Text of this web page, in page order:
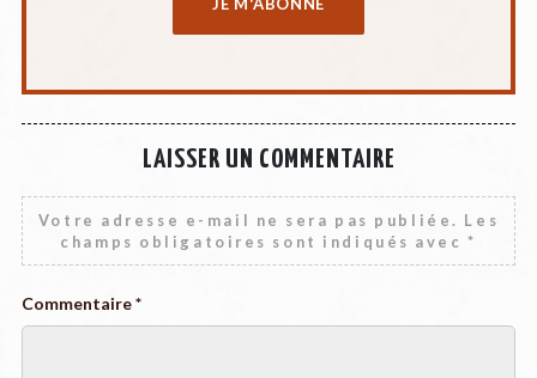
LAISSER UN COMMENTAIRE
Votre adresse e-mail ne sera pas publiée. Les
champs obligatoires sont indiqués avec*
Commentaire*